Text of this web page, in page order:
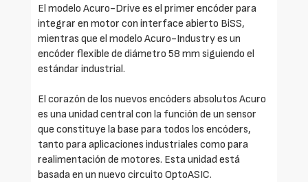
El modelo Acuro-Drive es el primer encóder para
integrar en motor con interface abierto BiSS,
mientras que el modelo Acuro-Industry es un
encóder flexible de diámetro 58 mm siguiendo el
estándar industrial.
El corazón de los nuevos encóders absolutos Acuro
es una unidad central con la función de un sensor
que constituye la base para todos los encóders,
tanto para aplicaciones industriales como para
realimentación de motores. Esta unidad está
basada en un nuevo circuito OptoASIC.